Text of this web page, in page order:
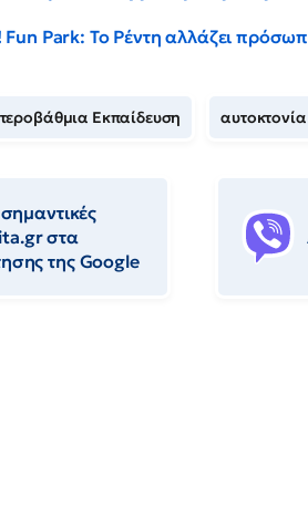
Fun Park: Το Ρέντη αλλάζει
Εκπαίδευση αυτοκτονία
στα
της Google